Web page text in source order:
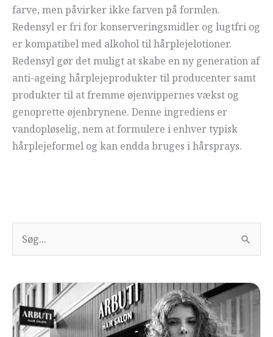
farve, men påvirker ikke farven på formlen.
Redensyl er fri for konserveringsmidler og lugtfri og
er kompatibel med alkohol til hårplejelotioner.
Redensyl gør det muligt at skabe en ny generation af
anti-ageing hårplejeprodukter til producenter samt
produkter til at fremme øjenvippernes vækst og
genoprette øjenbrynene. Denne ingrediens er
vandopløselig, nem at formulere i enhver typisk
hårplejeformel og kan endda bruges i hårsprays.
f
t
e